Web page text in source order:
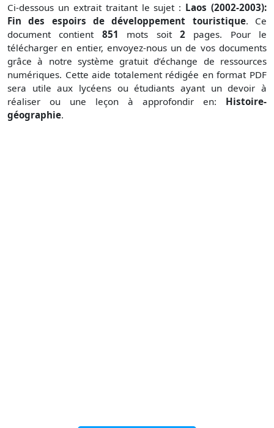
Ci-dessous un extrait traitant le sujet : Laos (2002-2003):
Fin des espoirs de développement touristique. Ce
document contient 851 mots soit 2pages. Pour le
télécharger en entier, envoyez-nous un de vos documents
grâce à notre système gratuitd’échange de ressources
numériques. Cette aide totalement rédigée en format PDF
sera utile aux lycéens ou étudiants ayant un devoir à
réaliser ou une leçon à approfondir en: Histoire-
géographie.